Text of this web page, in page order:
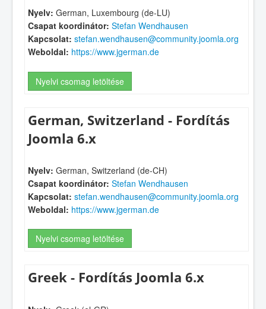
Nyelv: German, Luxembourg (de-LU)
Csapat koordinátor: Stefan Wendhausen
Kapcsolat: stefan.wendhausen@community.joomla.org
Weboldal: https://www.jgerman.de
Nyelvi csomag letöltése
German, Switzerland - Fordítás
Joomla 6.x
Nyelv: German, Switzerland (de-CH)
Csapat koordinátor: Stefan Wendhausen
Kapcsolat: stefan.wendhausen@community.joomla.org
Weboldal: https://www.jgerman.de
Nyelvi csomag letöltése
Greek - Fordítás Joomla 6.x